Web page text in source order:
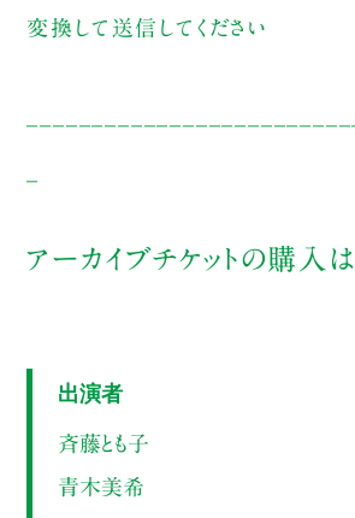
変換して送信してください
アーカイブチケットの購入は
出演者
斉藤とも子
青木美希